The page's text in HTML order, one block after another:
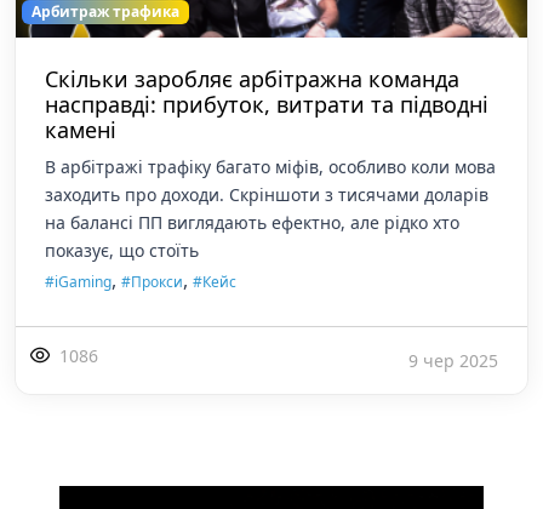
Арбитраж трафика
Скільки заробляє арбітражна команда
насправді: прибуток, витрати та підводні
камені
В арбітражі трафіку багато міфів, особливо коли мова
заходить про доходи. Скріншоти з тисячами доларів
на балансі ПП виглядають ефектно, але рідко хто
показує, що стоїть
#iGaming, #Прокси, #Кейс
1086 9 чер 2025